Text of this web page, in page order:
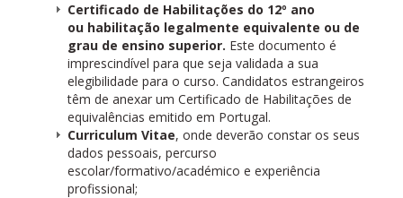
Certificado de Habilitações do 12º ano
ou habilitação legalmente equivalente ou de
grau de ensino superior. Este documento é
imprescindível para que seja validada a sua
elegibilidade para o curso. Candidatos estrangeiros
têm de anexar um Certificado de Habilitações de
equivalências emitido em Portugal.
Curriculum Vitae, onde deverão constar os seus
dados pessoais, percurso
escolar/formativo/académico e experiência
profissional;